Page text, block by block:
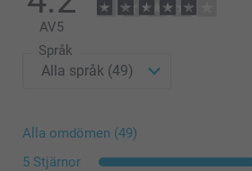
AV5
Språk
Alla omdömen (49)
5 Stjärnor